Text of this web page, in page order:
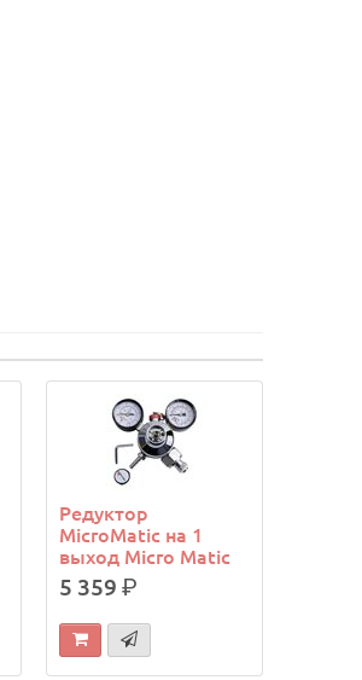
Редуктор
MicroMatic на 1
выход Micro Matic
5 359р.